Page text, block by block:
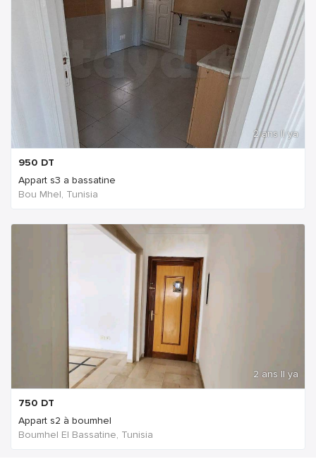
2 ans Il ya
950 DT
Appart s3 a bassatine
Bou Mhel, Tunisia
2 ans Il ya
750 DT
Appart s2 à boumhel
Boumhel El Bassatine, Tunisia